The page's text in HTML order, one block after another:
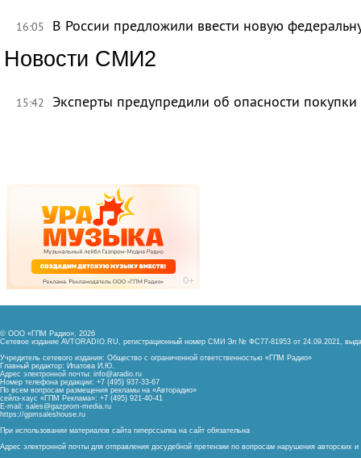
16:05 В России предложили ввести новую
Новости СМИ2
15:42 Эксперты предупредили об опасности
© ООО «ГПМ Радио», 2026
Сетевое издание AVTORADIO.RU, регистрационный номер СМИ Эл № ФС77-81953 от 24.09.2021,
Учредитель сетевого издания: Общество с ограниченной ответственностью «ГПМ Радио»
Главный редактор: Ипатова И.Ю.
Адрес электронной почты: info@aradio.ru
Номер телефона редакции: +7 (495) 937-33-67
По всем вопросам размещения рекламы на «Авторадио»
сейлз-хаус «ГПМ Реклама»: +7 (495) 921-40-41
E-mail: sales@gazprom-media.ru
https://gpmsaleshouse.ru
При использовании материалов сайта гиперссылка на сайт обязательна
Адрес электронной почты для отправления досудебной претензии по вопросам нарушения авторских